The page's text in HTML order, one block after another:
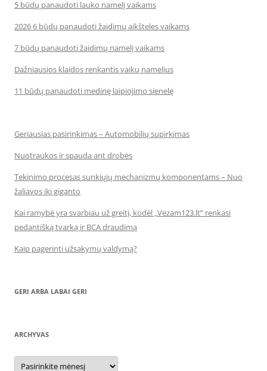
5 būdų panaudoti lauko namelį vaikams
2026 6 būdų panaudoti žaidimų aikšteles vaikams
7 būdų panaudoti žaidimų namelį vaikams
Dažniausios klaidos renkantis vaikų namelius
11 būdų panaudoti medinę laipiojimo sienelę
Geriausias pasirinkimas – Automobilių supirkimas
Nuotraukos ir spauda ant drobės
Tekinimo procesas sunkiųjų mechanizmų komponentams – Nuo
žaliavos iki giganto
Kai ramybė yra svarbiau už greitį, kodėl „Vezam123.lt“ renkasi
pedantišką tvarką ir BCA draudimą
Kaip pagerinti užsakymų valdymą?
GERI ARBA LABAI GERI
ARCHYVAS
Archyvas